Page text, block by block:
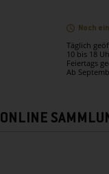
Noch
Täglich
10 bis 18
Feiertags
Ab
ONLINE